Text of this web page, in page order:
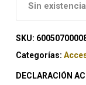
Sin
SKU:
Categorías:
DECLARACIÓN